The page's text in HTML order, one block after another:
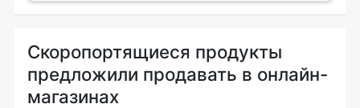
Скоропортящиеся продукты
предложили продавать в онлайн-
магазинах